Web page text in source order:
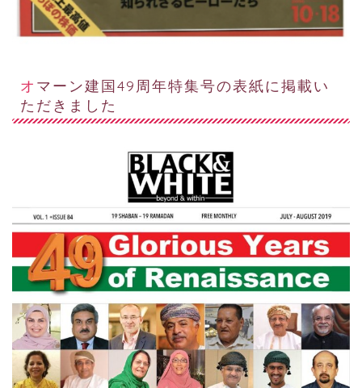
オマーン建国49周年特集号の表紙に掲載い
ただきました